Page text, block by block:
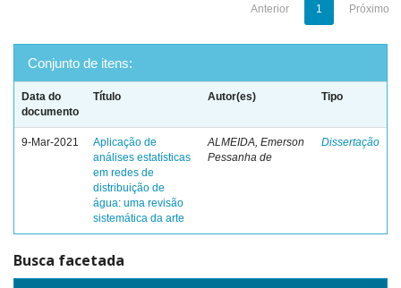
Anterior 1 Próximo
Conjunto de itens:
Data do
documento
Título Autor(es) Tipo
9-Mar-2021
Aplicação de
análises estatísticas
em redes de
distribuição de
água: uma revisão
sistemática da arte
ALMEIDA, Emerson
Pessanha de
Dissertação
Busca facetada